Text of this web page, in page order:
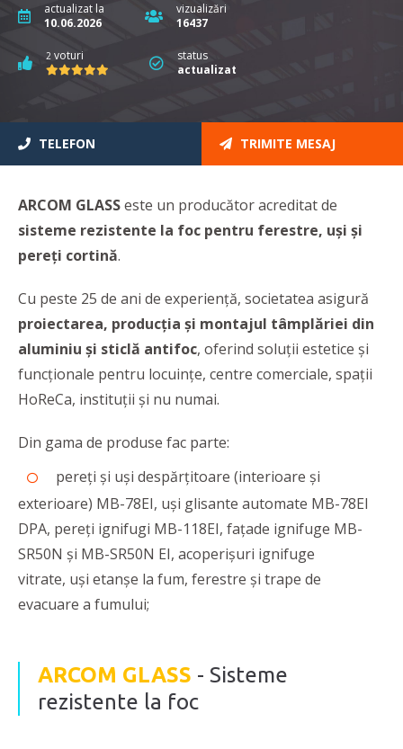
actualizat la
10.06.2026
vizualizări
16437
2 voturi
status
actualizat
TELEFON TRIMITE MESAJ
ARCOM GLASSeste un producător acreditat de
sisteme rezistente la foc pentru ferestre, uși și
pereți cortină.
Cu peste 25 de ani de experiență, societatea asigură
proiectarea, producția și montajul tâmplăriei din
aluminiu și sticlă antifoc, oferind soluții estetice și
funcționale pentru locuințe, centre comerciale, spații
HoReCa, instituții și nu numai.
Din gama de produse fac parte:
pereţi şi uşi despărţitoare (interioare şi
exterioare) MB-78EI, uşi glisante automate MB-78EI
DPA, pereţi ignifugi MB-118EI, faţade ignifuge MB-
SR50N şi MB-SR50N EI, acoperişuri ignifuge
vitrate, uși etanșe la fum, ferestre şi trape de
evacuare a fumului;
ARCOM GLASS - Sisteme
rezistente la foc